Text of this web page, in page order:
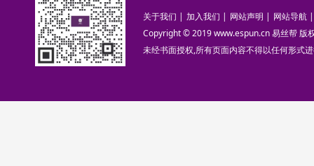
关于我们 | 加入我们 | 网站声明 | 网站导航 |
Copyright © 2019 www.espun.cn 易丝帮 版
未经书面授权,所有页面内容不得以任何形式